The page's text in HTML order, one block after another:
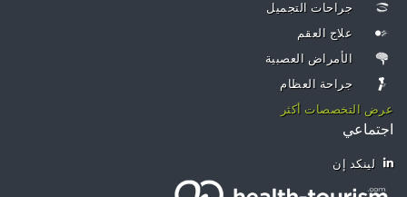
جراحات التجميل
علاج العقم
الأمراض العصبية
جراحة العظام
عرض التخصصات أكثر
اجتماعي
لينكد إن